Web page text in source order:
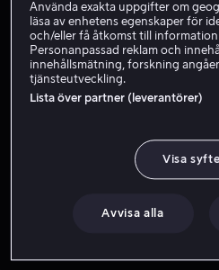
Använda exakta uppgifter om
läsa av enhetens egenskaper för
och/eller få åtkomst till information
Personanpassad reklam och
innehållsmätning, forskning
tjänsteutveckling.
Lista över partner (leverantörer)
Visa
Avvisa alla